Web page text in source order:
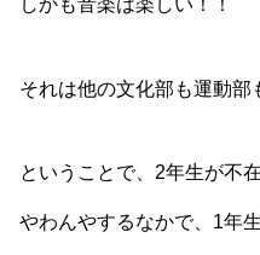
それは他の文化部も運動部
ということで、2年生が不
やわんやするなかで、1年